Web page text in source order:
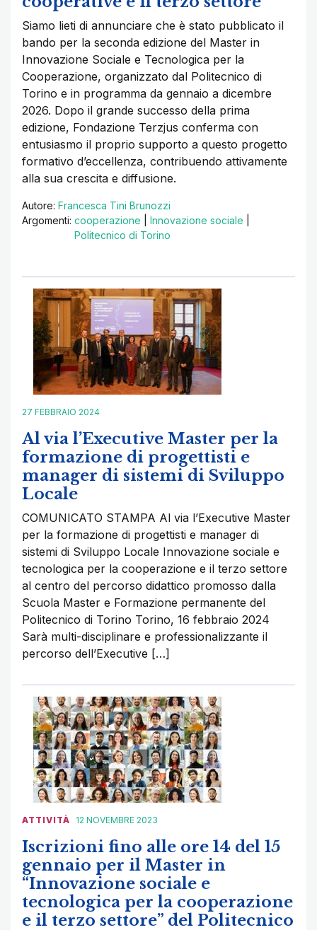
Siamo lieti di annunciare che è stato pubblicato il
bando per la seconda edizione del Master in
Innovazione Sociale e Tecnologica per la
Cooperazione, organizzato dal Politecnico di
Torino e in programma da gennaio a dicembre
2026. Dopo il grande successo della prima
edizione, Fondazione Terzjus conferma con
entusiasmo il proprio supporto a questo progetto
formativo d’eccellenza, contribuendo attivamente
alla sua crescita e diffusione.
Autore: Francesca Tini Brunozzi
Argomenti: cooperazione Innovazione sociale
Politecnico di Torino
27 FEBBRAIO 2024
Al via l’Executive Master per la
formazione di progettisti e
manager di sistemi di Sviluppo
Locale
COMUNICATO STAMPA Al via l’Executive Master
per la formazione di progettisti e manager di
sistemi di Sviluppo Locale Innovazione sociale e
tecnologica per la cooperazione e il terzo settore
al centro del percorso didattico promosso dalla
Scuola Master e Formazione permanente del
Politecnico di Torino Torino, 16 febbraio 2024
Sarà multi-disciplinare e professionalizzante il
percorso dell’Executive […]
ATTIVITÀ 12 NOVEMBRE 2023
Iscrizioni fino alle ore 14 del 15
gennaio per il Master in
“Innovazione sociale e
tecnologica per la cooperazione
e il terzo settore” del Politecnico